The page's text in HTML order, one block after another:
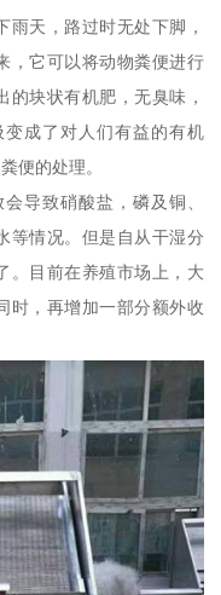
天，路过时无处下脚，
，它可以将动物粪便进行
块状有机肥，无臭味，
成了对人们有益的有机
便的处理。
导致硝酸盐，磷及铜、
等情况。但是自从干湿分
。目前在养殖市场上，大
时，再增加一部分额外收